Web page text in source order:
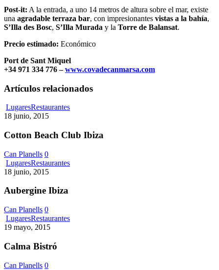
Post-it: A la entrada, a uno 14 metros de altura sobre el mar, existe
una agradable terraza bar, con impresionantes vistas a la bahía,
S’Illa des Bosc, S’Illa Murada y la Torre de Balansat.
Precio estimado: Económico
Port de Sant Miquel
+34 971 334 776 –www.covadecanmarsa.com
Artículos relacionados
LugaresRestaurantesCotton
Ibiza
18 junio, 2015
Cotton Beach Club Ibiza
Can Planells 0
LugaresRestaurantesAubergine
18 junio, 2015
Aubergine Ibiza
Can Planells 0
LugaresRestaurantesCalma
19 mayo, 2015
Calma Bistró
Can Planells 0